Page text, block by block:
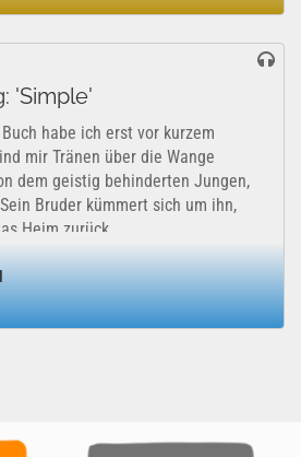
'Simple'
habe ich erst vor kurzem
mir Tränen über die Wange
dem geistig behinderten Jungen,
Bruder kümmert sich um ihn,
Heim zurück...